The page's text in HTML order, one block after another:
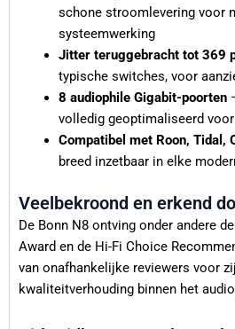
schone stroomlevering voor
systeemwerking
Jitter teruggebracht tot 369
typische switches, voor
8 audiophile Gigabit-poorten
volledig geoptimaliseerd
Compatibel met Roon, Tidal,
breed inzetbaar in elke
Veelbekroond en erkend
De Bonn N8 ontving onder andere
Award en de Hi-Fi Choice
van onafhankelijke reviewers voor
kwaliteitverhouding binnen het